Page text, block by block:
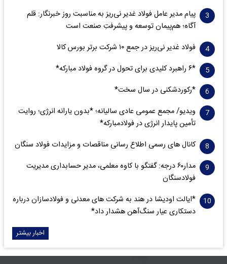
پیام مدیر عامل فولاد غدیر نی‌ریز به مناسبت روز خبرنگار: قلم
آگاه؛ هم‌پیمان توسعه و پیشرفتِ صنعت است
فولاد غدیر نی‌ریز در جمع ۱۰ شرکت برتر بورس کالا
*۶ راهبرد کلیدی برای تحول در گروه فولاد مبارکه*
*رکوردشکنی در سال سخت*
ویدیو/ مجمع عمومی عادی سالیانه؛ *بدون یارانه انرژی؛ روایت
تأمین پایدار انرژی در فولادمبارکه*
کانال های رسمی اطلاع رسانی مناقصات و مزایدات فولاد سنگان
مدار‌۶٠ درجه: گفتگو با کاوه معلمی، مدیر حسابداری مدیریت
فولادسنگان
*ایالت اودیشا در هند به شرکت های معدنی و فولادسازان درباره
دستکاری عیار سنگ‌آهن هشدار داد*
اخبار بیشتر